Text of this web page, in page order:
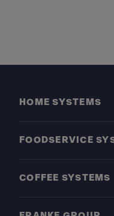
HOME SYSTEMS
FOODSERVICE
COFFEE SYSTEMS